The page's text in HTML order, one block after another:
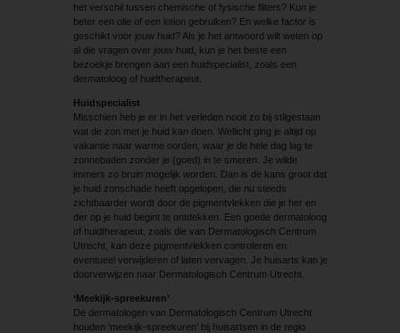
het verschil tussen chemische of fysische filters? Kun je
beter een olie of een lotion gebruiken? En welke factor is
geschikt voor jouw huid? Als je het antwoord wilt weten op
al die vragen over jouw huid, kun je het beste een
bezoekje brengen aan een huidspecialist, zoals een
dermatoloog of huidtherapeut.
Huidspecialist
Misschien heb je er in het verleden nooit zo bij stilgestaan
wat de zon met je huid kan doen. Wellicht ging je altijd op
vakantie naar warme oorden, waar je de hele dag lag te
zonnebaden zonder je (goed) in te smeren. Je wilde
immers zo bruin mogelijk worden. Dan is de kans groot dat
je huid zonschade heeft opgelopen, die nu steeds
zichtbaarder wordt door de pigmentvlekken die je her en
der op je huid begint te ontdekken. Een goede dermatoloog
of huidtherapeut, zoals die van Dermatologisch Centrum
Utrecht, kan deze pigmentvlekken controleren en
eventueel verwijderen of laten vervagen. Je huisarts kan je
doorverwijzen naar Dermatologisch Centrum Utrecht.
‘Meekijk-spreekuren’
De dermatologen van Dermatologisch Centrum Utrecht
houden ‘meekijk-spreekuren’ bij huisartsen in de regio